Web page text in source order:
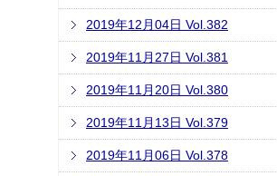
2019年12月04日 Vol.382
2019年11月27日 Vol.381
2019年11月20日 Vol.380
2019年11月13日 Vol.379
2019年11月06日 Vol.378